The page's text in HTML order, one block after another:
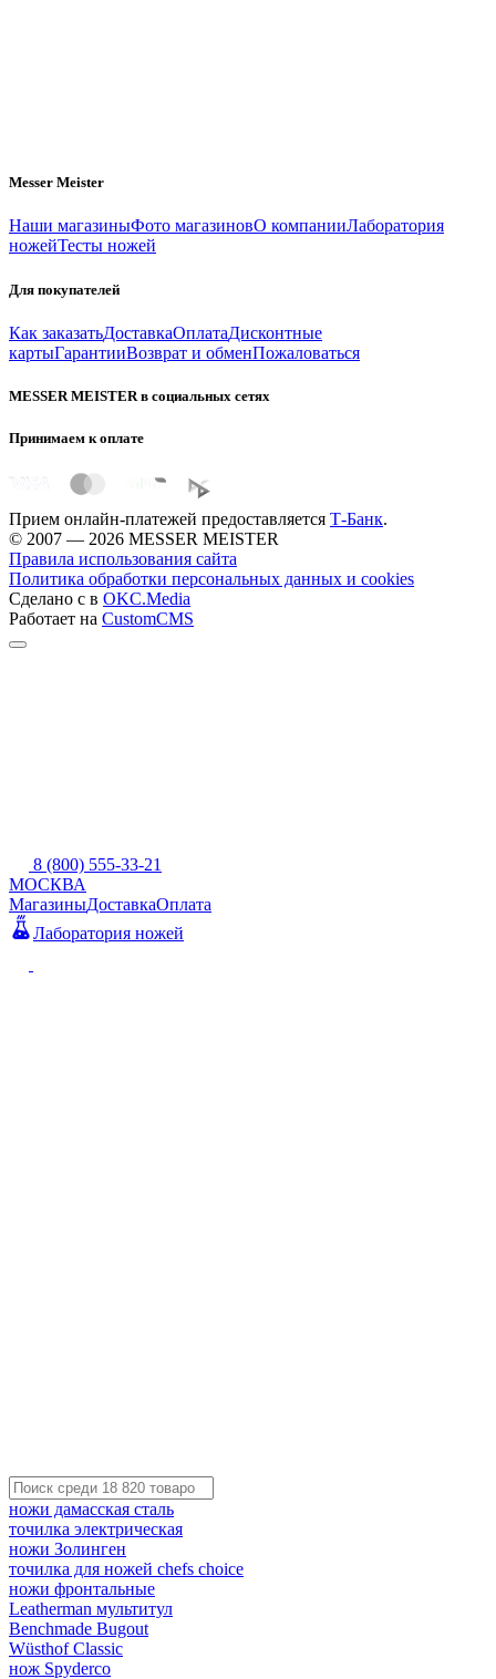
Messer Meister
Наши магазиныФото магазиновО компанииЛаборатория
ножейТесты ножей
Для покупателей
Как заказатьДоставкаОплатаДисконтные
картыГарантииВозврат и обменПожаловаться
MESSER MEISTER в социальных сетях
Принимаем к оплате
Прием онлайн-платежей предоставляется Т-Банк.
© 2007 — 2026 MESSER MEISTER
Правила использования сайта
Политика обработки персональных данных и cookies
Сделано с в OKC.Media
Работает на CustomCMS
8 (800) 555-33-21
МОСКВА
МагазиныДоставкаОплата
Лаборатория ножей
ножи дамасская сталь
точилка электрическая
ножи Золинген
точилка для ножей chefs choice
ножи фронтальные
Leatherman мультитул
Benchmade Bugout
Wüsthof Classic
нож Spyderco